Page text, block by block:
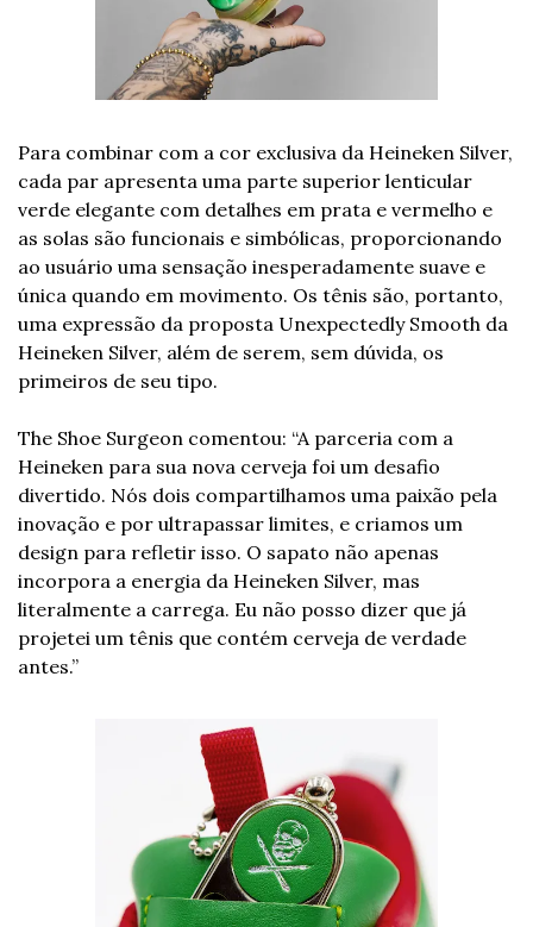
Para combinar com a cor exclusiva da Heineken Silver,
cada par apresenta uma parte superior lenticular
verde elegante com detalhes em prata e vermelho e
as solas são funcionais e simbólicas, proporcionando
ao usuário uma sensação inesperadamente suave e
única quando em movimento. Os tênis são, portanto,
uma expressão da proposta Unexpectedly Smooth da
Heineken Silver, além de serem, sem dúvida, os
primeiros de seu tipo.
The Shoe Surgeon comentou: “A parceria com a
Heineken para sua nova cerveja foi um desafio
divertido. Nós dois compartilhamos uma paixão pela
inovação e por ultrapassar limites, e criamos um
design para refletir isso. O sapato não apenas
incorpora a energia da Heineken Silver, mas
literalmente a carrega. Eu não posso dizer que já
projetei um tênis que contém cerveja de verdade
antes.”